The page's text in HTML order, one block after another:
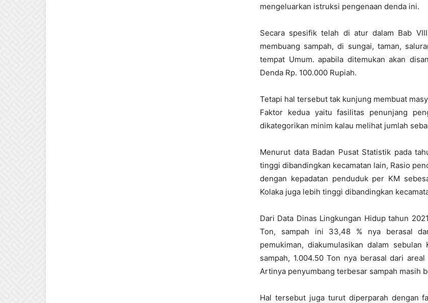
mengeluarkan istruksi pengenaan denda ini.
Secara spesifik telah di atur dalam Bab
membuang sampah, di sungai, taman,
tempat Umum. apabila ditemukan akan
Denda Rp. 100.000 Rupiah.
Tetapi hal tersebut tak kunjung membuat
Faktor kedua yaitu fasilitas penunjang
dikategorikan minim kalau melihat jumlah
Menurut data Badan Pusat Statistik pada
tinggi dibandingkan kecamatan lain, Rasio
dengan kepadatan penduduk per KM
Kolaka juga lebih tinggi dibandingkan
Dari Data Dinas Lingkungan Hidup tahun
Ton, sampah ini 33,48 % nya berasal
pemukiman, diakumulasikan dalam
sampah, 1.004.50 Ton nya berasal dari
Artinya penyumbang terbesar sampah masih
Hal tersebut juga turut diperparah dengan